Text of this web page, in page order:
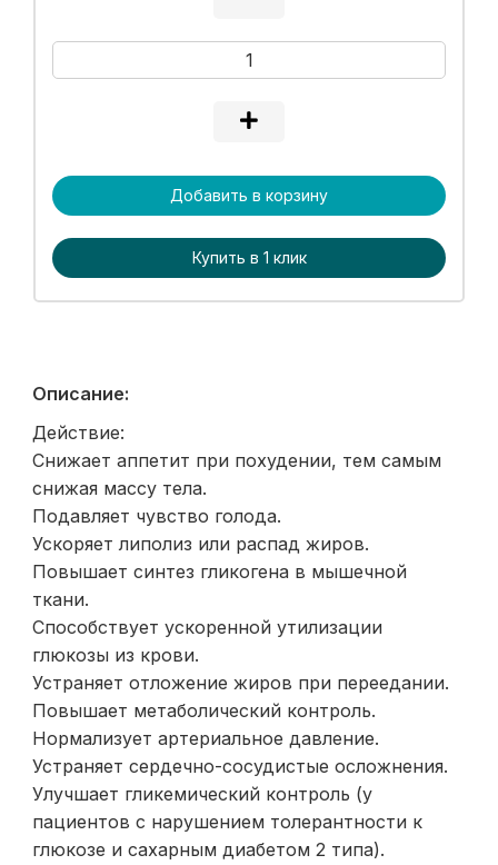
Добавить в корзину
Купить в 1 клик
Описание:
Действие:
Снижает аппетит при похудении, тем самым
снижая массу тела.
Подавляет чувство голода.
Ускоряет липолиз или распад жиров.
Повышает синтез гликогена в мышечной
ткани.
Способствует ускоренной утилизации
глюкозы из крови.
Устраняет отложение жиров при переедании.
Повышает метаболический контроль.
Нормализует артериальное давление.
Устраняет сердечно-сосудистые осложнения.
Улучшает гликемический контроль (у
пациентов с нарушением толерантности к
глюкозе и сахарным диабетом 2 типа).